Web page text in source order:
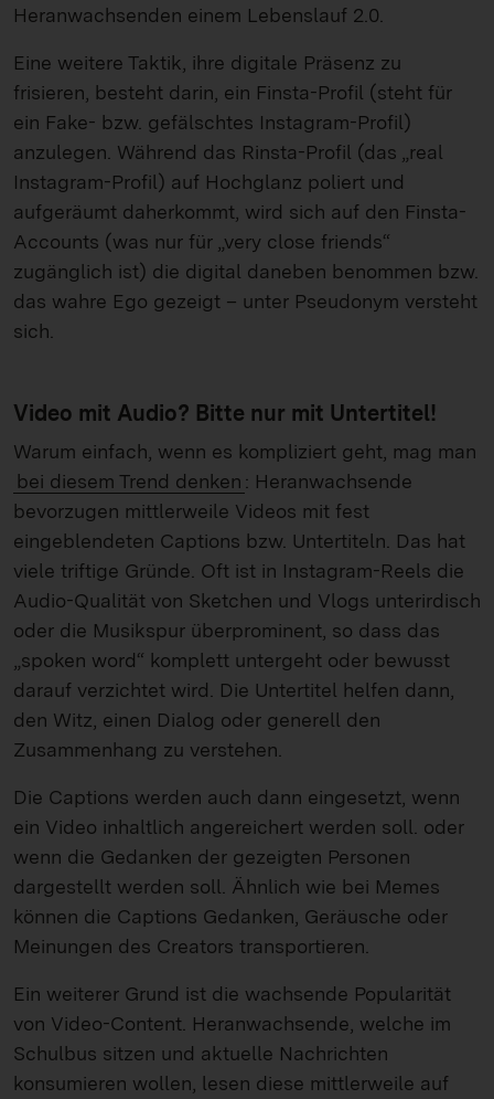
Heranwachsenden einem Lebenslauf 2.0.
Eine weitere Taktik, ihre digitale Präsenz zu
frisieren, besteht darin, ein Finsta-Profil (steht für
ein Fake- bzw. gefälschtes Instagram-Profil)
anzulegen. Während das Rinsta-Profil (das „real
Instagram-Profil) auf Hochglanz poliert und
aufgeräumt daherkommt, wird sich auf den Finsta-
Accounts (was nur für „very close friends“
zugänglich ist) die digital daneben benommen bzw.
das wahre Ego gezeigt – unter Pseudonym versteht
sich.
Video mit Audio? Bitte nur mit Untertitel!
Warum einfach, wenn es kompliziert geht, mag man
bei diesem Trend denken : Heranwachsende
bevorzugen mittlerweile Videos mit fest
eingeblendeten Captions bzw. Untertiteln. Das hat
viele triftige Gründe. Oft ist in Instagram-Reels die
Audio-Qualität von Sketchen und Vlogs unterirdisch
oder die Musikspur überprominent, so dass das
„spoken word“ komplett untergeht oder bewusst
darauf verzichtet wird. Die Untertitel helfen dann,
den Witz, einen Dialog oder generell den
Zusammenhang zu verstehen.
Die Captions werden auch dann eingesetzt, wenn
ein Video inhaltlich angereichert werden soll. oder
wenn die Gedanken der gezeigten Personen
dargestellt werden soll. Ähnlich wie bei Memes
können die Captions Gedanken, Geräusche oder
Meinungen des Creators transportieren.
Ein weiterer Grund ist die wachsende Popularität
von Video-Content. Heranwachsende, welche im
Schulbus sitzen und aktuelle Nachrichten
konsumieren wollen, lesen diese mittlerweile auf